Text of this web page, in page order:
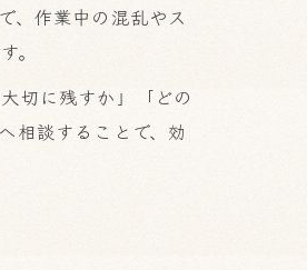
、作業中の混乱やス
。
切に残すか」「どの
相談することで、効